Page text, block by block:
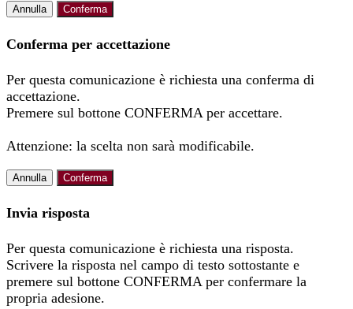
Annulla Conferma
Conferma per accettazione
Per questa comunicazione è richiesta una conferma di
accettazione.
Premere sul bottone CONFERMA per accettare.
Attenzione: la scelta non sarà modificabile.
Annulla Conferma
Invia risposta
Per questa comunicazione è richiesta una risposta.
Scrivere la risposta nel campo di testo sottostante e
premere sul bottone CONFERMA per confermare la
propria adesione.